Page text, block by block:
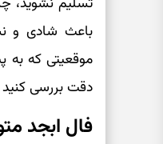
باعث شادی و
موقعیتی که به
دقت بررسی کنید
فال ابجد